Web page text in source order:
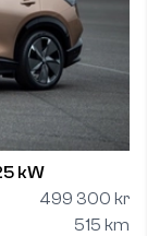
kW
499 300 kr
515 km